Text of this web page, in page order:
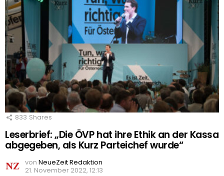
833 Shares
Leserbrief: „Die ÖVP hat ihre Ethik an der Kassa
abgegeben, als Kurz Parteichef wurde“
von NeueZeit Redaktion
21. November 2022, 12:13